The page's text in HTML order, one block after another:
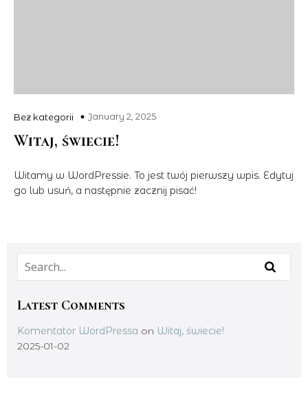
Bez kategorii January 2, 2025
Witaj, świecie!
Witamy w WordPressie. To jest twój pierwszy wpis. Edytuj
go lub usuń, a następnie zacznij pisać!
Latest Comments
Komentator WordPressa on Witaj, świecie!
2025-01-02